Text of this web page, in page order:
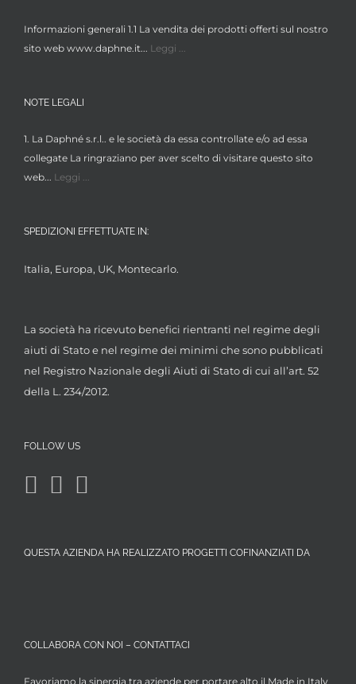
Informazioni generali 1.1 La vendita dei prodotti offerti sul nostro
sito web www.daphne.it... Leggi ...
NOTE LEGALI
1. La Daphné s.r.l.. e le società da essa controllate e/o ad essa
collegate La ringraziano per aver scelto di visitare questo sito
web... Leggi ...
SPEDIZIONI EFFETTUATE IN:
Italia, Europa, UK, Montecarlo.
La società ha ricevuto benefici rientranti nel regime degli
aiuti di Stato e nel regime dei minimi che sono pubblicati
nel Registro Nazionale degli Aiuti di Stato di cui all’art. 52
della L. 234/2012.
FOLLOW US
QUESTA AZIENDA HA REALIZZATO PROGETTI COFINANZIATI DA
COLLABORA CON NOI – CONTATTACI
Favoriamo la sinergia tra aziende per portare alto il Made in Italy